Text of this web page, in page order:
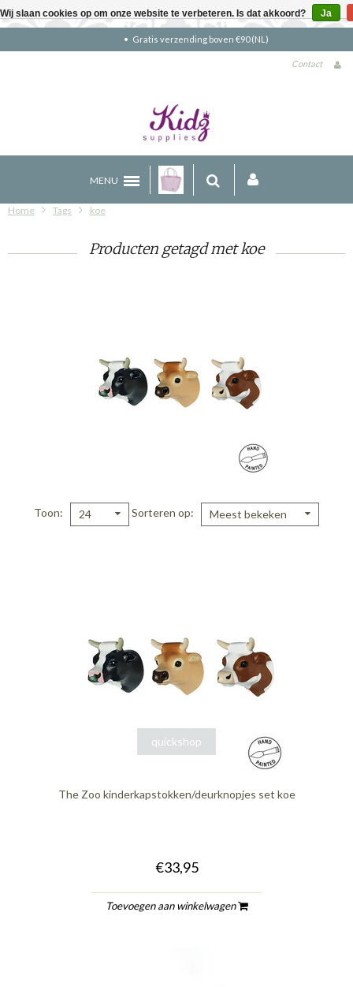
Gratis verzending boven €90 (NL)
Contact
MENU
Home Tags koe
Producten getagd met koe
Toon 24 Sorteren op Meest bekeken
quickshop
The Zoo kinderkapstokken/deurknopjes set koe
€33,95
Toevoegen aan winkelwagen
Wij slaan cookies op om onze website te verbeteren. Is dat akkoord? Ja